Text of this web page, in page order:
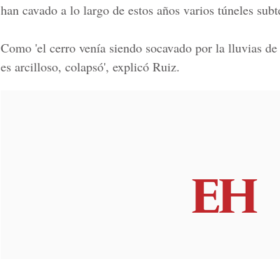
han cavado a lo largo de estos años varios túneles
Como 'el cerro venía siendo socavado por la lluvias
es arcilloso, colapsó', explicó Ruiz.